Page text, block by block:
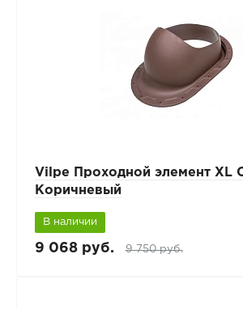
Vilpe Проходной элемент XL
Коричневый
В наличии
9 068 руб. 9 750 руб.